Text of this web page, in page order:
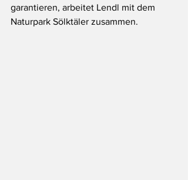
garantieren, arbeitet Lendl mit dem
Naturpark Sölktäler zusammen.